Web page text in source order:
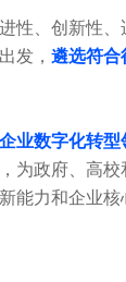
性、创新性
发， 遴选符合
业数字化转型
政府、高校
能力和企业核